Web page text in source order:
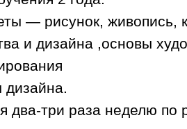
— рисунок, живопись,
и дизайна ,основы
дизайна.
два-три раза неделю по